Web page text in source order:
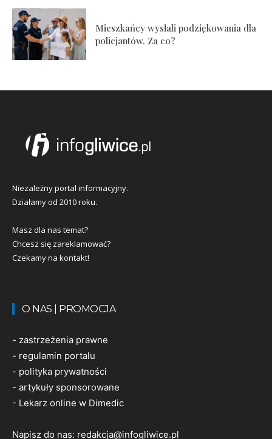
Mieszkańcy wysłali podziękowania dla
policjantów. Za co?
Niezależny portal informacyjny.
Działamy od 2010 roku.
Masz dla nas temat?
Chcesz się zareklamować?
Czekamy na kontakt!
O NAS | PROMOCJA
- zastrzeżenia prawne
- regulamin portalu
- polityka prywatności
- artykuły sponsorowane
- Lekarz online w Dimedic
Napisz do nas: redakcja@infogliwice.pl